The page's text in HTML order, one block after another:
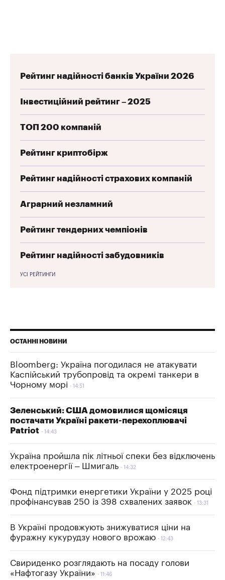
Рейтинг надійності банків України 2026
Інвестиційний рейтинг – 2025
ТОП 200 компаній
Рейтинг криптобірж
Рейтинг надійності страхових компаній
Аграрний незламний
Рейтинг тендерних чемпіонів
Рейтинг надійності забудовників
УСІ РЕЙТИНГИ
ОСТАННІ НОВИНИ
Bloomberg: Україна погодилася не атакувати
Каспійський трубопровід та окремі танкери в
Чорному морі
14:51
Зеленський: США домовилися щомісяця
постачати Україні ракети-перехоплювачі
Patriot
14:43
Україна пройшла пік літньої спеки без відключень
електроенергії – Шмигаль
14:32
Фонд підтримки енергетики України у 2025 році
профінансував 250 із 398 схвалених заявок
13:31
В Україні продовжують знижуватися ціни на
фуражну кукурудзу нового врожаю
12:43
Свириденко розглядають на посаду голови
«Нафтогазу України»
11:46